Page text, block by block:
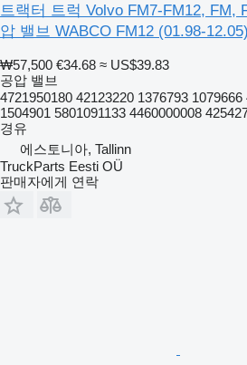
트랙터 트럭 Volvo FM7-FM12, FM,
압 밸브 WABCO FM12 (01.98-
₩57,500 €34.68 ≈ US$39.83
공압 밸브
4721950180 42123220 1376793
1504901 5801091133 4460000008
경유
에스토니아, Tallinn
TruckParts Eesti OÜ
판매자에게 연락